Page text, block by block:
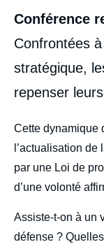
Conférence
Confrontées
stratégique,
repenser
body
Cette dynamique
l’actualisation
par une Loi de
d’une volonté
Assiste-t-on à un
défense ?